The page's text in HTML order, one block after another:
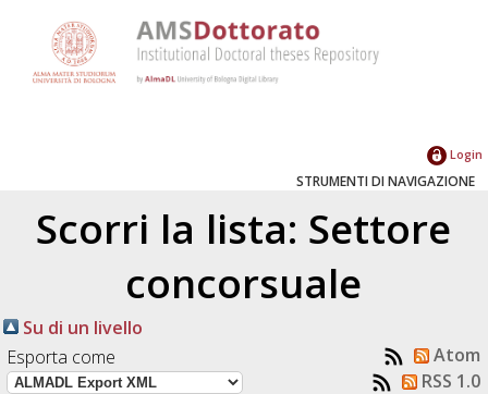
Login
STRUMENTI DI NAVIGAZIONE
Scorri la lista: Settore
concorsuale
Su di un livello
Esporta come
Atom
RSS 1.0